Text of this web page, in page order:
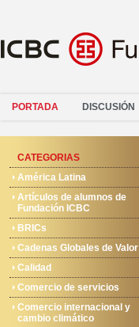
PORTADA DISCUSIÓN
CATEGORIAS
América Latina
Artículos de alumnos de
Fundación ICBC
BRICs
Cadenas Globales de Valor
Calidad
Comercio de servicios
Comercio internacional y
cambio climático